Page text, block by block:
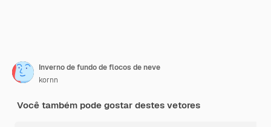
Inverno de fundo de flocos de neve
kornn
Você também pode gostar destes vetores